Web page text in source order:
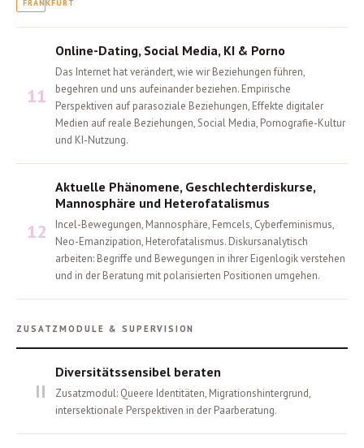
11
Online-Dating, Social Media, KI & Porno
Das Internet hat verändert, wie wir Beziehungen führen,
begehren und uns aufeinander beziehen. Empirische
Perspektiven auf parasoziale Beziehungen, Effekte digitaler
Medien auf reale Beziehungen, Social Media, Pornografie-Kultur
und KI-Nutzung.
12
Aktuelle Phänomene, Geschlechterdiskurse,
Mannosphäre und Heterofatalismus
Incel-Bewegungen, Mannosphäre, Femcels, Cyberfeminismus,
Neo-Emanzipation, Heterofatalismus. Diskursanalytisch
arbeiten: Begriffe und Bewegungen in ihrer Eigenlogik verstehen
und in der Beratung mit polarisierten Positionen umgehen.
ZUSATZMODULE & SUPERVISION
II
Diversitätssensibel beraten
Zusatzmodul: Queere Identitäten, Migrationshintergrund,
intersektionale Perspektiven in der Paarberatung.